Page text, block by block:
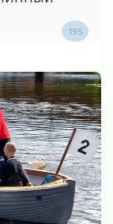
195